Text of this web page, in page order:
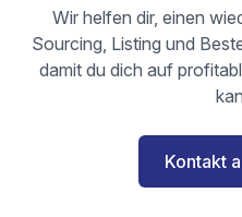
Wir helfen dir, einen
Sourcing, Listing und
damit du dich auf
Kontakt